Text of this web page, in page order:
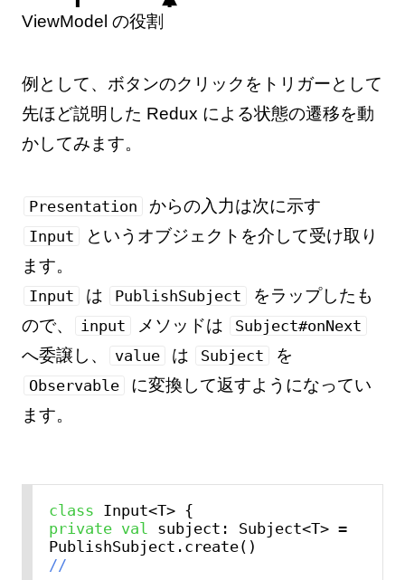
ViewModel の役割
例として、ボタンのクリックをトリガーとして
先ほど説明した Redux による状態の遷移を動
かしてみます。
Presentation からの入力は次に示す
Input
というオブジェクトを介して受け取り
ます。
Input は PublishSubject
をラップしたも
ので、
input メソッドは Subject#onNext
へ委譲し、 value は Subject を
Observable
に変換して返すようになってい
ます。
class
private val
subject: Subject<T> =
//